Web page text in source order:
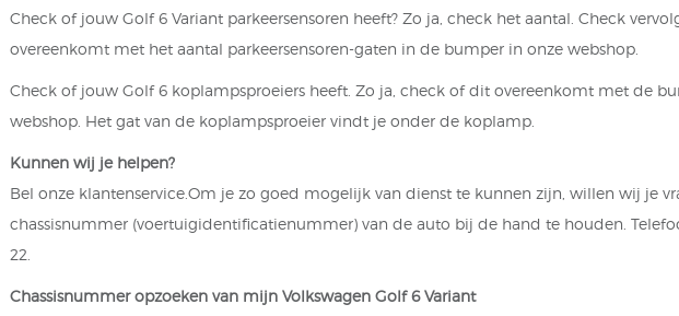
Check of jouw Golf 6 Variant parkeersensoren heeft? Zo ja, check het aantal. Check
overeenkomt met het aantal parkeersensoren-gaten in de bumper in onze webshop.
Check of jouw Golf 6 koplampsproeiers heeft. Zo ja, check of dit overeenkomt met de
webshop. Het gat van de koplampsproeier vindt je onder de koplamp.
Kunnen wij je helpen?
Bel onze klantenservice.Om je zo goed mogelijk van dienst te kunnen zijn, willen wij je
chassisnummer (voertuigidentificatienummer) van de auto bij de hand te houden.
22.
Chassisnummer opzoeken van mijn Volkswagen Golf 6 Variant